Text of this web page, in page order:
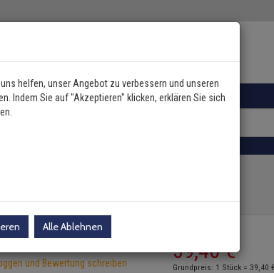
und Bewertung schreiben 39,40 €
Grundpreis: 1 Stück = 39,40 €
helfen, unser Angebot zu verbessern und unseren
Indem Sie auf "Akzeptieren" klicken, erklären Sie sich
Alle Ablehnen